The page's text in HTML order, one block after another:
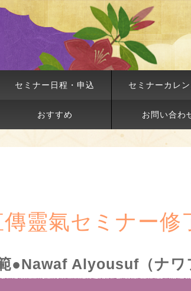
セミナー日程・申込 セミナーカレ
おすすめ お問い合わ
傳靈氣セミナー修
●Nawaf Alyousuf（ナワ